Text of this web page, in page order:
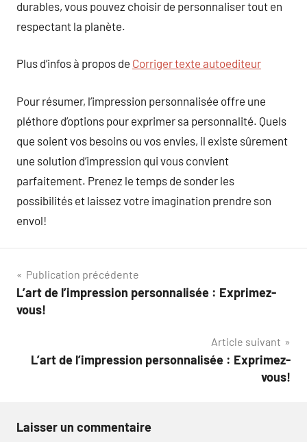
durables, vous pouvez choisir de personnaliser tout en
respectant la planète.
Plus d’infos à propos de Corriger texte autoediteur
Pour résumer, l’impression personnalisée offre une
pléthore d’options pour exprimer sa personnalité. Quels
que soient vos besoins ou vos envies, il existe sûrement
une solution d’impression qui vous convient
parfaitement. Prenez le temps de sonder les
possibilités et laissez votre imagination prendre son
envol!
Navigation
de
Publication précédente
L’art de l’impression personnalisée : Exprimez-
vous!
Article suivant
L’art de l’impression personnalisée : Exprimez-
vous!
Laisser un commentaire